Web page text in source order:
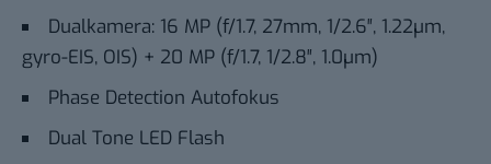
Dualkamera: 16 MP (f/1.7, 27mm, 1/2.6″, 1.22µm,
gyro-EIS, OIS) + 20 MP (f/1.7, 1/2.8″, 1.0µm)
Phase Detection Autofokus
Dual Tone LED Flash